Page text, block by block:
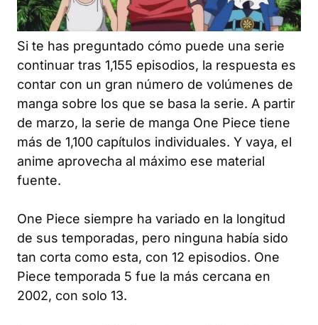
Si te has preguntado cómo puede una serie
continuar tras 1,155 episodios, la respuesta es
contar con un gran número de volúmenes de
manga sobre los que se basa la serie. A partir
de marzo, la serie de manga One Piece tiene
más de 1,100 capítulos individuales. Y vaya, el
anime aprovecha al máximo ese material
fuente.
One Piece siempre ha variado en la longitud
de sus temporadas, pero ninguna había sido
tan corta como esta, con 12 episodios. One
Piece temporada 5 fue la más cercana en
2002, con solo 13.